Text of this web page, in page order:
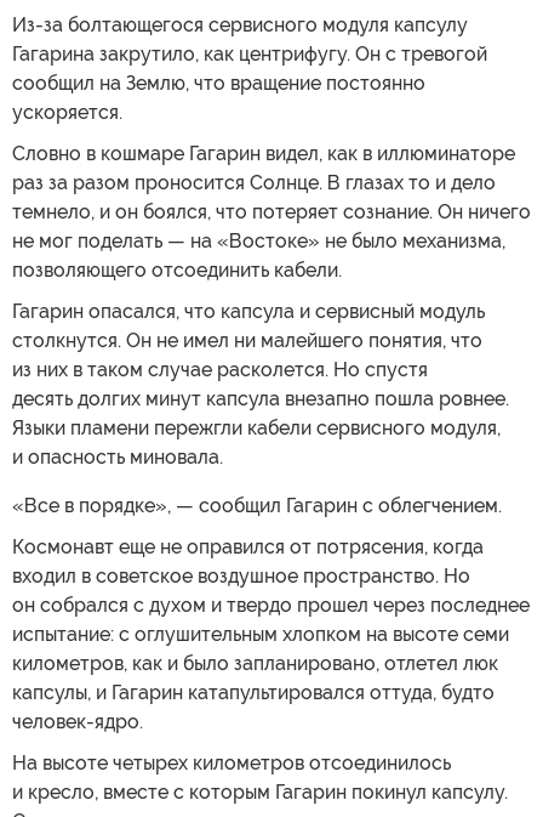
Из-за болтающегося сервисного модуля капсулу
Гагарина закрутило, как центрифугу. Он с тревогой
сообщил на Землю, что вращение постоянно
ускоряется.
Словно в кошмаре Гагарин видел, как в иллюминаторе
раз за разом проносится Солнце. В глазах то и дело
темнело, и он боялся, что потеряет сознание. Он ничего
не мог поделать — на «Востоке» не было механизма,
позволяющего отсоединить кабели.
Гагарин опасался, что капсула и сервисный модуль
столкнутся. Он не имел ни малейшего понятия, что
из них в таком случае расколется. Но спустя
десять долгих минут капсула внезапно пошла ровнее.
Языки пламени пережгли кабели сервисного модуля,
и опасность миновала.
«Все в порядке», — сообщил Гагарин с облегчением.
Космонавт еще не оправился от потрясения, когда
входил в советское воздушное пространство. Но
он собрался с духом и твердо прошел через последнее
испытание: с оглушительным хлопком на высоте семи
километров, как и было запланировано, отлетел люк
капсулы, и Гагарин катапультировался оттуда, будто
человек-ядро.
На высоте четырех километров отсоединилось
и кресло, вместе с которым Гагарин покинул капсулу.